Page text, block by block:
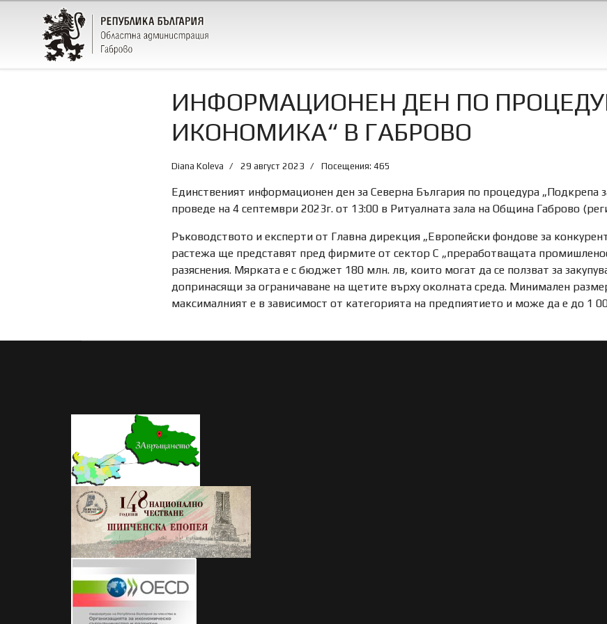
ИНФОРМАЦИОНЕН ДЕН ПО
ИКОНОМИКА“ В ГАБРОВО
Diana Koleva 29 август 2023 Посещения: 465
Единственият информационен ден за Северна България по процедура
проведе на 4 септември 2023г. от 13:00 в Ритуалната зала на Община Габрово
Ръководството и експерти от Главна дирекция „Европейски фондове за
растежа ще представят пред фирмите от сектор С „преработващата
разяснения. Мярката е с бюджет 180 млн. лв, които могат да се ползват за
допринасящи за ограничаване на щетите върху околната среда. Минимален
максималният е в зависимост от категорията на предпиятието и може да е до 1